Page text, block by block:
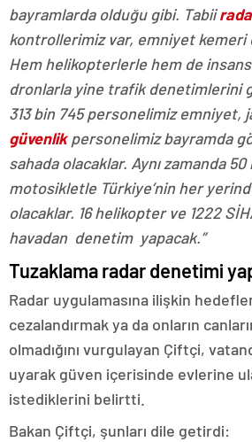
bayramlarda olduğu gibi. Tabii
kontrollerimiz var, emniyet kemeri
Hem helikopterlerle hem de
dronlarla yine trafik denetimlerini
313 bin 745 personelimiz emniyet,
güvenlikpersonelimiz bayramda
sahada olacaklar. Aynı zamanda
motosikletle Türkiye’nin her
olacaklar. 16 helikopter ve 1222
havadan denetim yapacak.”
Tuzaklama radar denetimi
Radar uygulamasına ilişkin
cezalandırmak ya da onların
olmadığını vurgulayan Çiftçi,
uyarak güven içerisinde evlerine
istediklerini belirtti.
Bakan Çiftçi, şunları dile getirdi: